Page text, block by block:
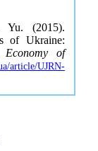
(2015).
of Ukraine:
Economy of
article/UJRN-